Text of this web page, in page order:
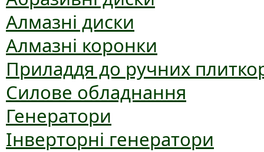
Алмазні диски
Алмазні коронки
Приладдя до ручних
Силове обладнання
Генератори
Інверторні генератори